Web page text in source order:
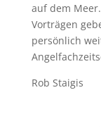
auf dem
Vorträgen
persönlich
Rob Staigis